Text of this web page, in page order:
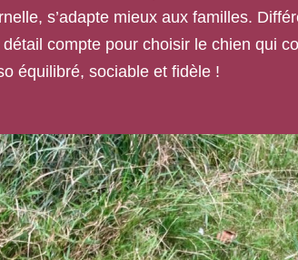
s’adapte mieux aux familles.
compte pour choisir le chien qui
équilibré, sociable et fidèle !